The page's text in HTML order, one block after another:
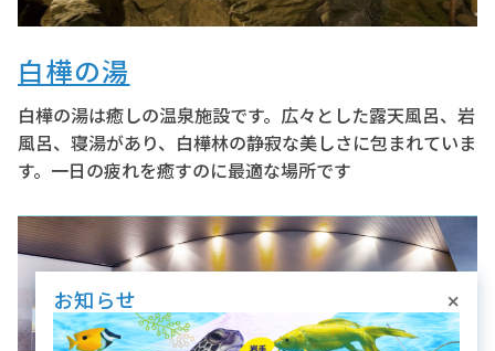
白樺の湯
白樺の湯は癒しの温泉施設です。広々とした露天風呂、岩
風呂、寝湯があり、白樺林の静寂な美しさに包まれていま
す。一日の疲れを癒すのに最適な場所です
お知らせ ×